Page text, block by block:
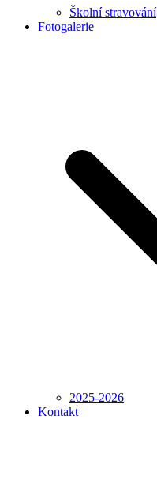
Školní stravování
Fotogalerie
2025-2026
Kontakt